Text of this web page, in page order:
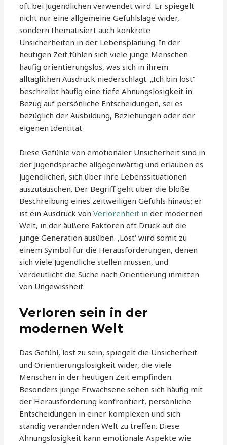
oft bei Jugendlichen verwendet wird. Er spiegelt
nicht nur eine allgemeine Gefühlslage wider,
sondern thematisiert auch konkrete
Unsicherheiten in der Lebensplanung. In der
heutigen Zeit fühlen sich viele junge Menschen
häufig orientierungslos, was sich in ihrem
alltäglichen Ausdruck niederschlägt. „Ich bin lost“
beschreibt häufig eine tiefe Ahnungslosigkeit in
Bezug auf persönliche Entscheidungen, sei es
bezüglich der Ausbildung, Beziehungen oder der
eigenen Identität.
Diese Gefühle von emotionaler Unsicherheit sind in
der Jugendsprache allgegenwärtig und erlauben es
Jugendlichen, sich über ihre Lebenssituationen
auszutauschen. Der Begriff geht über die bloße
Beschreibung eines zeitweiligen Gefühls hinaus; er
ist ein Ausdruck vonVerlorenheit in der modernen
Welt, in der äußere Faktoren oft Druck auf die
junge Generation ausüben. ‚Lost‘ wird somit zu
einem Symbol für die Herausforderungen, denen
sich viele Jugendliche stellen müssen, und
verdeutlicht die Suche nach Orientierung inmitten
von Ungewissheit.
Verloren sein in der
modernen Welt
Das Gefühl, lost zu sein, spiegelt die Unsicherheit
und Orientierungslosigkeit wider, die viele
Menschen in der heutigen Zeit empfinden.
Besonders junge Erwachsene sehen sich häufig mit
der Herausforderung konfrontiert, persönliche
Entscheidungen in einer komplexen und sich
ständig verändernden Welt zu treffen. Diese
Ahnungslosigkeit kann emotionale Aspekte wie